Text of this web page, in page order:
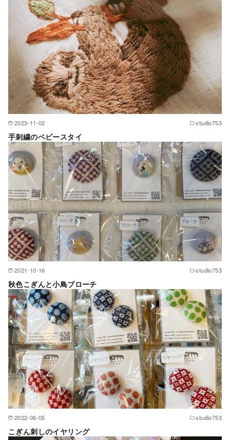
2023-11-02 studio753
手刺繍のベビースタイ
2021-10-16 studio753
秋色こぎんと小鳥ブローチ
2022-06-05 studio753
こぎん刺しのイヤリング